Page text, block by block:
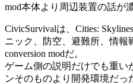
mod本体より周辺装置の話が
CivicSurvivalは、Cities:
ニック、防空、避難所、情報
conversion modだ。
ゲーム側の説明だけでも重い
ンそのものより開発環境だっ